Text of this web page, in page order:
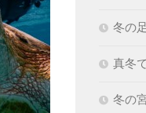
冬の
真冬
冬の